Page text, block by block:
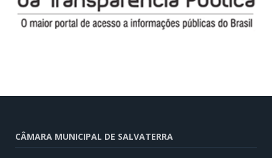
CÂMARA MUNICIPAL DE SALVATERRA